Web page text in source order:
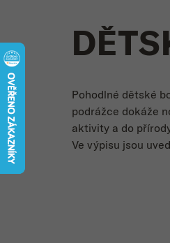
Pohodlné dětské
podrážce dokáže
aktivity a do
Ve výpisu jsou